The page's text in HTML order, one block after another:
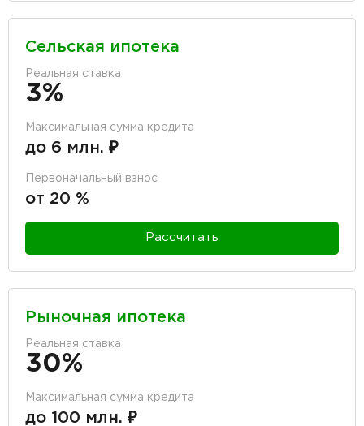
Сельская ипотека
Реальная ставка
3%
Максимальная сумма кредита
до 6 млн. ₽
Первоначальный взнос
от 20 %
Рассчитать
Рыночная ипотека
Реальная ставка
30%
Максимальная сумма кредита
до 100 млн. ₽